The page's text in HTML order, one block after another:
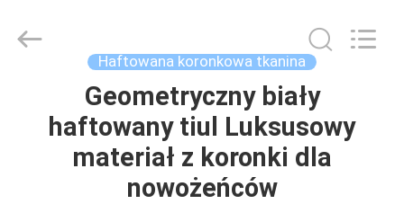
PRODUKTY
Haftowana koronkowa tkanina
Geometryczny biały
haftowany tiul Luksusowy
materiał z koronki dla
nowożeńców